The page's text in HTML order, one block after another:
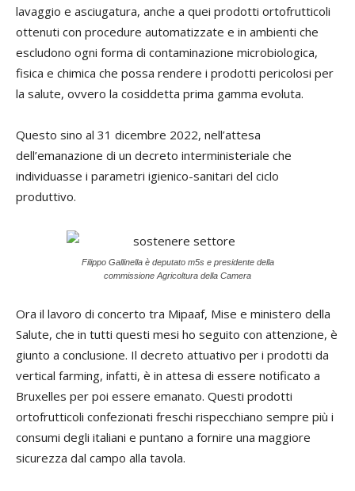
lavaggio e asciugatura, anche a quei prodotti ortofrutticoli
ottenuti con procedure automatizzate e in ambienti che
escludono ogni forma di contaminazione microbiologica,
fisica e chimica che possa rendere i prodotti pericolosi per
la salute, ovvero la cosiddetta prima gamma evoluta.
Questo sino al 31 dicembre 2022, nell’attesa
dell’emanazione di un decreto interministeriale che
individuasse i parametri igienico-sanitari del ciclo
produttivo.
Filippo Gallinella è deputato m5s e presidente della
commissione Agricoltura della Camera
Ora il lavoro di concerto tra Mipaaf, Mise e ministero della
Salute, che in tutti questi mesi ho seguito con attenzione, è
giunto a conclusione. Il decreto attuativo per i prodotti da
vertical farming, infatti, è in attesa di essere notificato a
Bruxelles per poi essere emanato. Questi prodotti
ortofrutticoli confezionati freschi rispecchiano sempre più i
consumi degli italiani e puntano a fornire una maggiore
sicurezza dal campo alla tavola.